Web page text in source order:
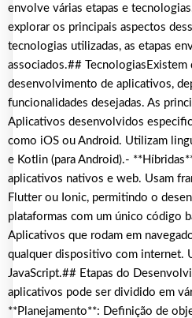
envolve várias etapas e
explorar os principais aspectos
tecnologias utilizadas, as etapas
associados.##
desenvolvimento de aplicativos,
funcionalidades desejadas. As
Aplicativos desenvolvidos
como iOS ou Android. Utilizam
e Kotlin (para Android).-
aplicativos nativos e web. Usam
Flutter ou Ionic, permitindo o
plataformas com um único código
Aplicativos que rodam em
qualquer dispositivo com internet.
JavaScript.## Etapas do
aplicativos pode ser dividido em
**Planejamento**: Definição de